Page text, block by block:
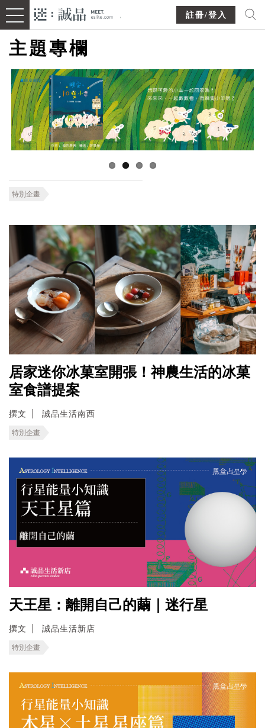
註冊/登入
主題專欄
特別企畫
居家迷你冰菓室開張！神農生活的冰菓
室食譜提案
撰文 誠品生活南西
特別企畫
天王星：離開自己的繭｜迷行星
撰文 誠品生活新店
特別企畫